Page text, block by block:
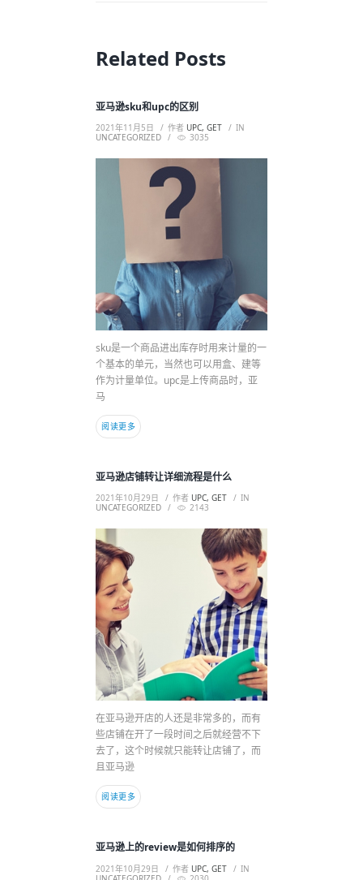
Related Posts
亚马逊sku和upc的区别
2021年11月5日 作者 UPC, GET
IN
UNCATEGORIZED
3035
sku是一个商品进出库存时用来计量的一
个基本的单元，当然也可以用盒、建等
作为计量单位。upc是上传商品时，亚
马
阅读更多
亚马逊店铺转让详细流程是什么
2021年10月29日 作者 UPC, GET
IN
UNCATEGORIZED
2143
在亚马逊开店的人还是非常多的，而有
些店铺在开了一段时间之后就经营不下
去了，这个时候就只能转让店铺了，而
且亚马逊
阅读更多
亚马逊上的review是如何排序的
2021年10月29日 作者 UPC, GET
IN